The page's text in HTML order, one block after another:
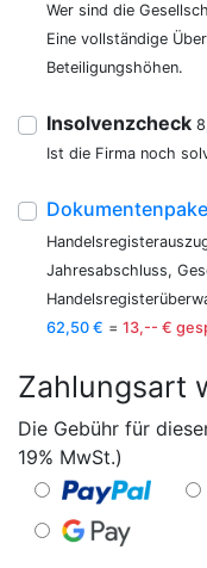
Wer sind die
Eine vollständige
Beteiligungshöhen.
Insolvenzcheck
Ist die Firma noch
Jahresabschluss,
62,50 € = 13,-- €
Zahlungsart
Die Gebühr für
19% MwSt.)